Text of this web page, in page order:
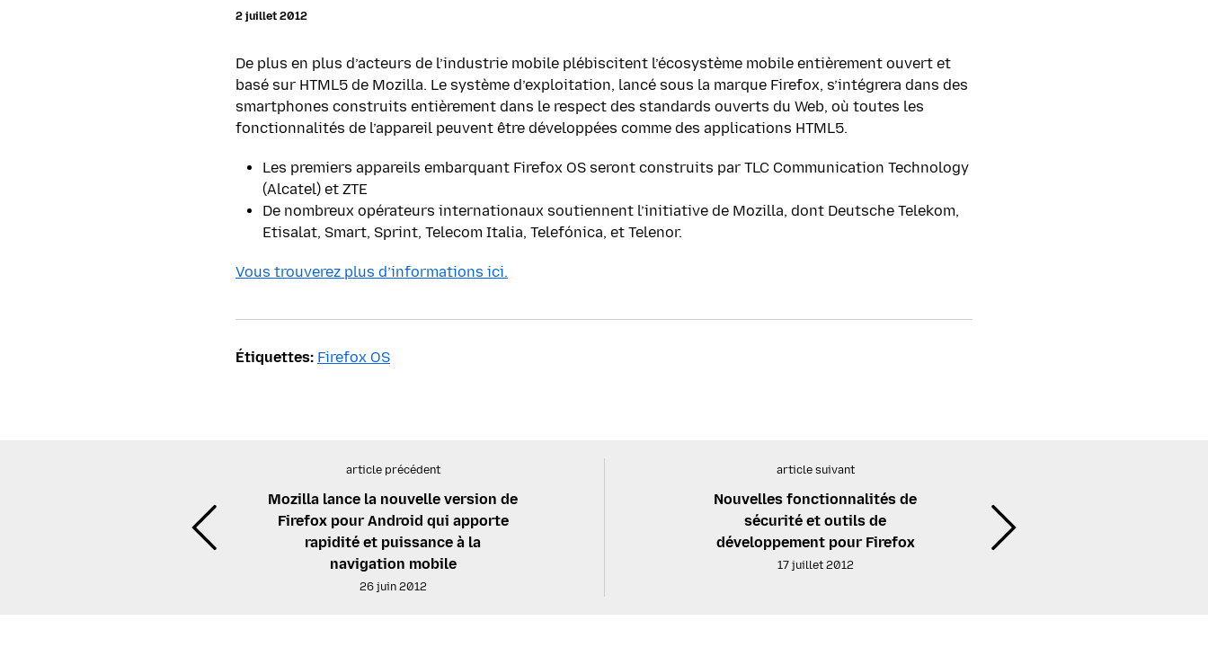
2 juillet 2012
De plus en plus d’acteurs de l’industrie mobile plébiscitent l’écosystème mobile entièrement ouvert et
basé sur HTML5 de Mozilla. Le système d’exploitation, lancé sous la marque Firefox, s’intégrera dans des
smartphones construits entièrement dans le respect des standards ouverts du Web, où toutes les
fonctionnalités de l’appareil peuvent être développées comme des applications HTML5.
Les premiers appareils embarquant Firefox OS seront construits par TLC Communication Technology
(Alcatel) et ZTE
De nombreux opérateurs internationaux soutiennent l’initiative de Mozilla, dont Deutsche Telekom,
Etisalat, Smart, Sprint, Telecom Italia, Telefónica, et Telenor.
Vous trouverez plus d’informations ici.
Étiquettes: Firefox OS
article précédent
Mozilla lance la nouvelle version de
Firefox pour Android qui apporte
rapidité et puissance à la
navigation mobile
26 juin 2012
article suivant
Nouvelles fonctionnalités de
sécurité et outils de
développement pour Firefox
17 juillet 2012